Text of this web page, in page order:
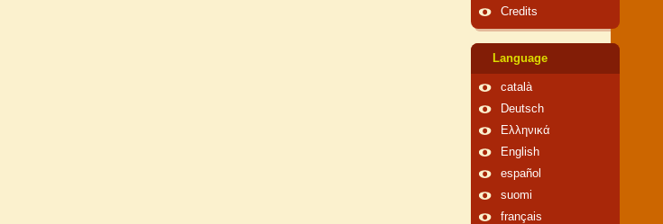
Credits
Language
català
Deutsch
Ελληνικά
English
español
suomi
français